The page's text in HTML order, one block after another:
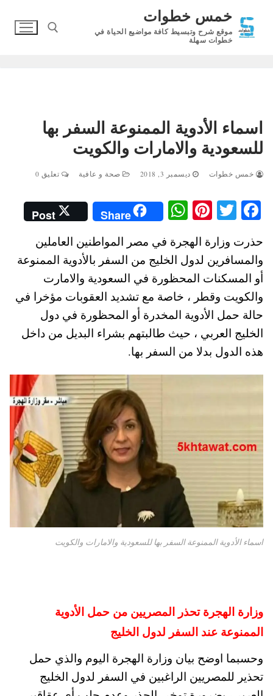
المحتوى
خمس خطوات
موقع شرح وتبسيط كافة مواضيع الحياة في
خطوات سهلة
اسماء الأدوية الممنوعة السفر بها
للسعودية والامارات والكويت
خمس خطوات ديسمبر 3, 2018 صحة و عافية تعليق 0
Fa
bo
ok
T
wi
tte
r
Pi
er
es
t
W
ha
ts
A
pp
Share
Post
حذرت وزارة الهجرة في مصر المواطنين العاملين
والمسافرين لدول الخليج من السفر بالأدوية الممنوعة
أو المسكنات المحظورة في السعودية والامارت
والكويت وقطر ، خاصة مع تشديد العقوبات مؤخرا في
حالة حمل الأدوية المخدرة أو المحظورة في دول
الخليج العربي ، حيث طالبتهم بشراء البديل من داخل
هذه الدول بدلا من السفر بها.
اسماء الأدوية الممنوعة السفر بها للسعودية والامارات والكويت
وزارة الهجرة تحذر المصريين من حمل الأدوية
الممنوعة عند السفر لدول الخليج
وحسبما اوضح بيان وزارة الهجرة اليوم والذي حمل
تحذير للمصريين الراغبين في السفر لدول الخليج